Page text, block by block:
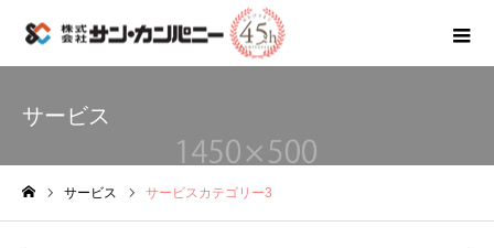
サービス
サービス サービスカテゴリー3